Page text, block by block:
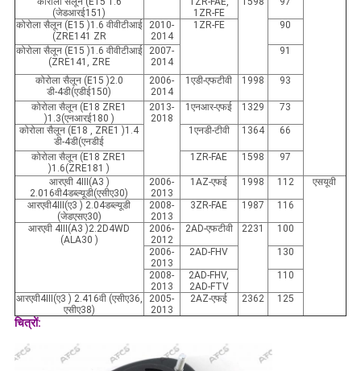
(जेडआरई151)
1ZR-FE
कोरोला सैलून (E15 )1.6 वीवीटीआई
(ZRE141 ZR
2010-
2014
1ZR-FE 90
कोरोला सैलून (E15 )1.6 वीवीटीआई
(ZRE141, ZRE
2007-
2014
91
कोरोला सैलून (E15 )2.0
डी-4डी(एडीई150)
2006-
2014
1एडी-एफटीवी 1998 93
कोरोला सैलून (E18 ZRE1
)1.3(एनआरई180 )
2013-
2018
1एनआर-एफई 1329 73
कोरोला सैलून (E18 , ZRE1 )1.4
डी-4डी(एनडीई
1एनडी-टीवी 1364 66
कोरोला सैलून (E18 ZRE1
)1.6(ZRE181 )
1ZR-FAE 1598 97
आरएवी 4Ⅲ(A3 )
2.016वी4डब्ल्यूडी(एसीए30)
2006-
2013
1AZ-एफई 1998 112 एसयूवी
आरएवी4Ⅲ(ए3 ) 2.04डब्ल्यूडी
(जेडएसए30)
2008-
2013
3ZR-FAE 1987 116
आरएवी 4Ⅲ(A3 )2.2D4WD
(ALA30 )
2006-
2012
2AD-एफटीवी 2231 100
2006-
2013
2AD-FHV 130
2008-
2013
2AD-FHV,
2AD-FTV
110
आरएवी4Ⅲ(ए3 ) 2.416वी (एसीए36,
एसीए38)
2005-
2013
2AZ-एफई 2362 125
चित्रों: